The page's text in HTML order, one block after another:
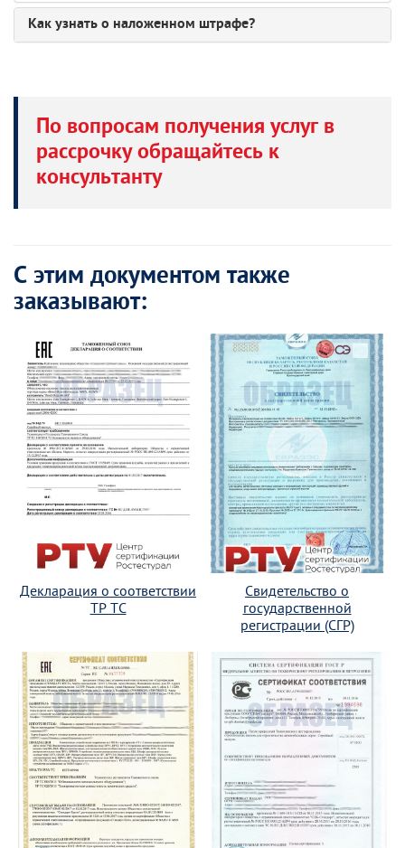
Как узнать о наложенном штрафе?
По вопросам получения услуг в
рассрочку обращайтесь к
консультанту
С этим документом также
заказывают:
Декларация о соответствии
ТР ТС
Свидетельство о
государственной
регистрации (СГР)